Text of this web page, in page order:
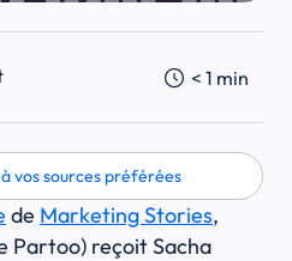
< 1 min
à vos sources préférées
de Marketing Stories,
Partoo) reçoit Sacha